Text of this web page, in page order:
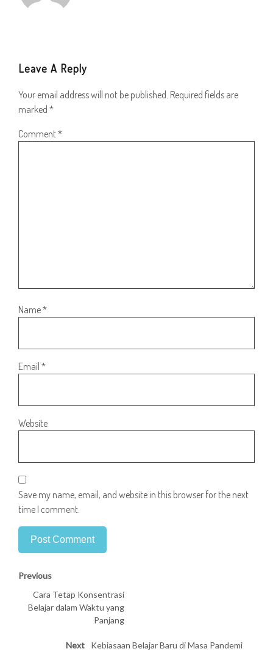
Leave A Reply
Your email address will not be published. Required fields are
marked *
Comment*
Name*
Email *
Website
Save my name, email, and website in this browser for the next
time I comment.
Previous
Cara Tetap Konsentrasi
Belajar dalam Waktu yang
Panjang
Next Kebiasaan Belajar Baru di Masa Pandemi